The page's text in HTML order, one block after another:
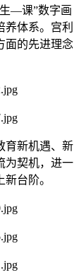
—课”数字画
体系。宫利
面的先进理念
育新机遇、新
为契机，进一
台阶。